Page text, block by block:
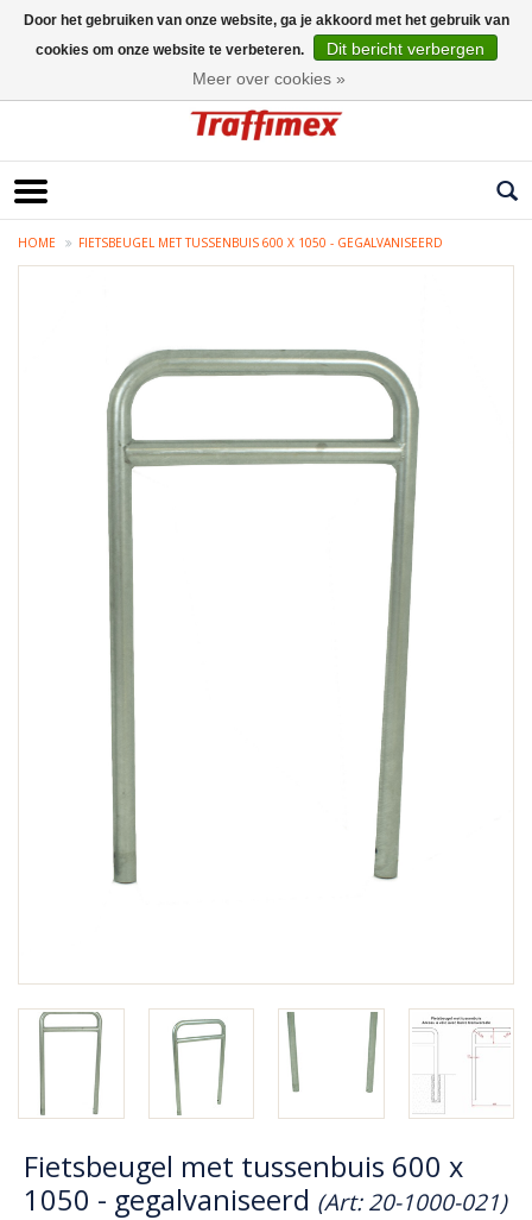
HOME FIETSBEUGEL MET TUSSENBUIS 600 X 1050 - GEGALVANISEERD
Fietsbeugel met tussenbuis 600 x
1050 - gegalvaniseerd (Art: 20-1000-021)
Door het gebruiken van onze website, ga je akkoord met het gebruik van
cookies om onze website te verbeteren.
Dit bericht verbergen
Meer over cookies »